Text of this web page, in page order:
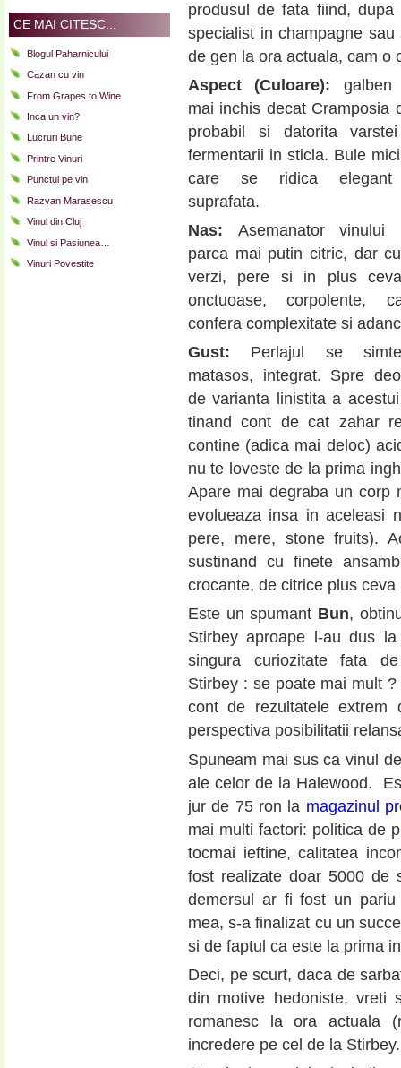
CE MAI CITESC...
Blogul Paharnicului
Cazan cu vin
From Grapes to Wine
Inca un vin?
Lucruri Bune
Printre Vinuri
Punctul pe vin
Razvan Marasescu
Vinul din Cluj
Vinul si Pasiunea…
Vinuri Povestite
produsul de fata fiind,
specialist in champagne
de gen la ora actuala, cam o
Aspect (Culoare): galben
mai inchis decat Cramposia
probabil si datorita
fermentarii in sticla. Bule
care se ridica elegant
suprafata.
Nas: Asemanator vinului
parca mai putin citric, dar
verzi, pere si in plus
onctuoase, corpolente,
confera complexitate si
Gust: Perlajul se
matasos, integrat. Spre
de varianta linistita a
tinand cont de cat zahar
contine (adica mai deloc)
nu te loveste de la prima
Apare mai degraba un corp
evolueaza insa in aceleasi
pere, mere, stone fruits).
sustinand cu finete
crocante, de citrice plus
Este un spumant Bun,
Stirbey aproape l-au dus
singura curiozitate fata
Stirbey : se poate mai mult
cont de rezultatele
perspectiva posibilitatii
Spuneam mai sus ca vinul
ale celor de la Halewood.
jur de 75 ron la magazinul
mai multi factori: politica de
tocmai ieftine, calitatea
fost realizate doar 5000 de
demersul ar fi fost un pariu
mea, s-a finalizat cu un
si de faptul ca este la prima
Deci, pe scurt, daca de
din motive hedoniste, vreti
romanesc la ora actuala
incredere pe cel de la Stirbey.